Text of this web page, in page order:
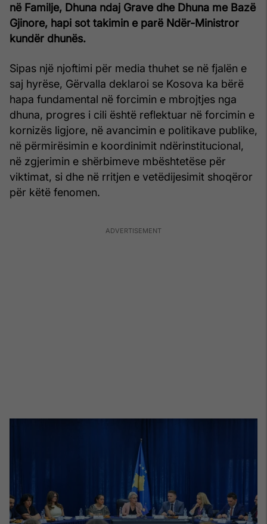
në Familje, Dhuna ndaj Grave dhe Dhuna me Bazë
Gjinore, hapi sot takimin e parë Ndër-Ministror
kundër dhunës.
Sipas një njoftimi për media thuhet se në fjalën e
saj hyrëse, Gërvalla deklaroi se Kosova ka bërë
hapa fundamental në forcimin e mbrojtjes nga
dhuna, progres i cili është reflektuar në forcimin e
kornizës ligjore, në avancimin e politikave publike,
në përmirësimin e koordinimit ndërinstitucional,
në zgjerimin e shërbimeve mbështetëse për
viktimat, si dhe në rritjen e vetëdijesimit shoqëror
për këtë fenomen.